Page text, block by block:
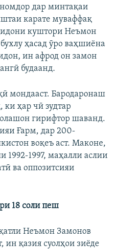
дар минтақаи
карате муваффақ
куштори Неъмон
ҳасад ӯро ваҳшиёна
ин афрод он замон
будаанд.
мондааст. Бародаронаш
ки ҳар чӣ зудтар
гирифтор шаванд.
Ғарм, дар 200-
воқеъ аст. Маконе,
1992-1997, маҳалли аслии
ва оппозитсияи
18 соли пеш
Неъмон Замонов
ин қазия суолҳои зиёде